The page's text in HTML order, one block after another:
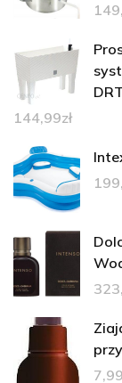
144,99zł
7,99